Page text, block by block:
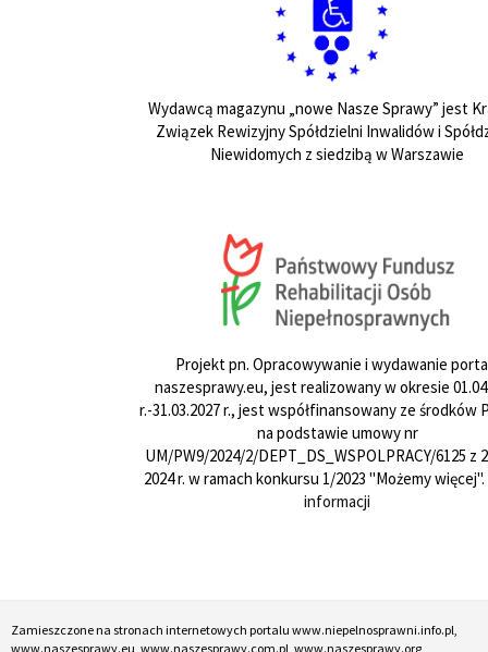
Wydawcą magazynu „nowe Nasze Sprawy” jest
Związek Rewizyjny Spółdzielni Inwalidów i
Niewidomych z siedzibą w Warszawie
Projekt pn. Opracowywanie i wydawanie
naszesprawy.eu, jest realizowany w okresie
r.-31.03.2027 r., jest współfinansowany ze środków
na podstawie umowy nr
UM/PW9/2024/2/DEPT_DS_WSPOLPRACY/6125 z
2024 r. w ramach konkursu 1/2023 "Możemy więcej".
informacji
Zamieszczone na stronach internetowych portalu www.niepelnosprawni.info.pl,
www.naszesprawy.eu, www.naszesprawy.com.pl, www.naszesprawy.org,